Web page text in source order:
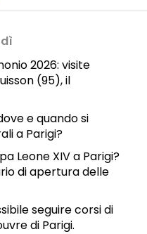
2026: visite
(95), il
e quando si
a Parigi?
Leone XIV a Parigi?
di apertura delle
seguire corsi di
di Parigi.